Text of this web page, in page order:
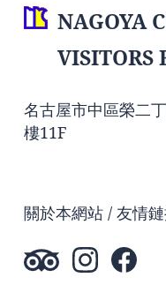
NAGOYA
VISITORS
名古屋市中區榮二
樓11F
關於本網站 友情